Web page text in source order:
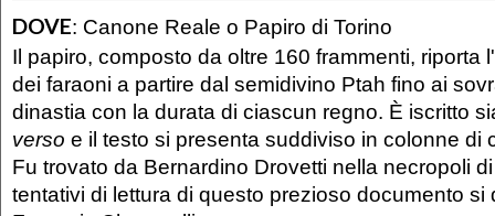
DOVE: Canone Reale o Papiro di Torino
Il papiro, composto da oltre 160 frammenti, riporta
dei faraoni a partire dal semidivino Ptah fino ai
dinastia con la durata di ciascun regno. È iscritto
verso e il testo si presenta suddiviso in colonne di
Fu trovato da Bernardino Drovetti nella necropoli
tentativi di lettura di questo prezioso documento si